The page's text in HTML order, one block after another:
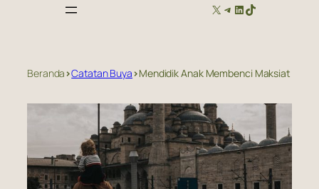
X TELEGRAM
LINKEDIN
TIKTOK
Beranda>Catatan Buya>Mendidik Anak Membenci Maksiat